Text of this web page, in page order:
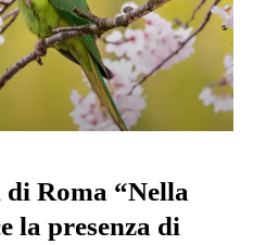
Roma “Nella
la presenza di